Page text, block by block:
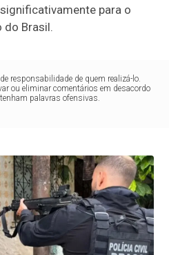
para o
Brasil.
responsabilidade de quem realizá-lo.
ou eliminar comentários em desacordo
palavras ofensivas.